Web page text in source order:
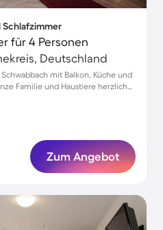
Schlafzimmer
für 4 Personen
Deutschland
mit Balkon, Küche und
Familie und Haustiere herzlich
Zum Angebot